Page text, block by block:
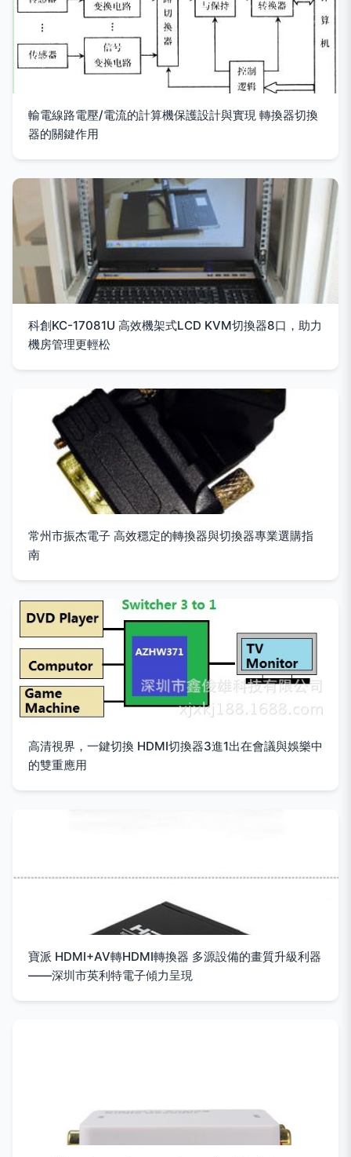
輸電線路電壓/電流的計算機保護設計與實現 轉換器切換
器的關鍵作用
科創KC-17081U 高效機架式LCD KVM切換器8口，助力
機房管理更輕松
常州市振杰電子 高效穩定的轉換器與切換器專業選購指
南
高清視界，一鍵切換 HDMI切換器3進1出在會議與娛樂中
的雙重應用
寶派 HDMI+AV轉HDMI轉換器 多源設備的畫質升級利器
——深圳市英利特電子傾力呈現